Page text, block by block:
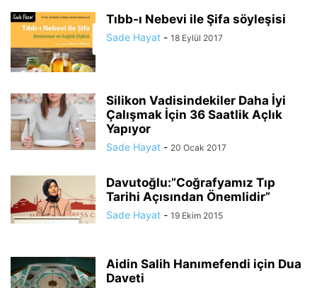
Tıbb-ı Nebevi ile Şifa söyleşisi
Sade Hayat - 18 Eylül 2017
Silikon Vadisindekiler Daha İyi
Çalışmak İçin 36 Saatlik Açlık
Yapıyor
Sade Hayat - 20 Ocak 2017
Davutoğlu:”Coğrafyamız Tıp
Tarihi Açısından Önemlidir”
Sade Hayat - 19 Ekim 2015
Aidin Salih Hanımefendi için Dua
Daveti